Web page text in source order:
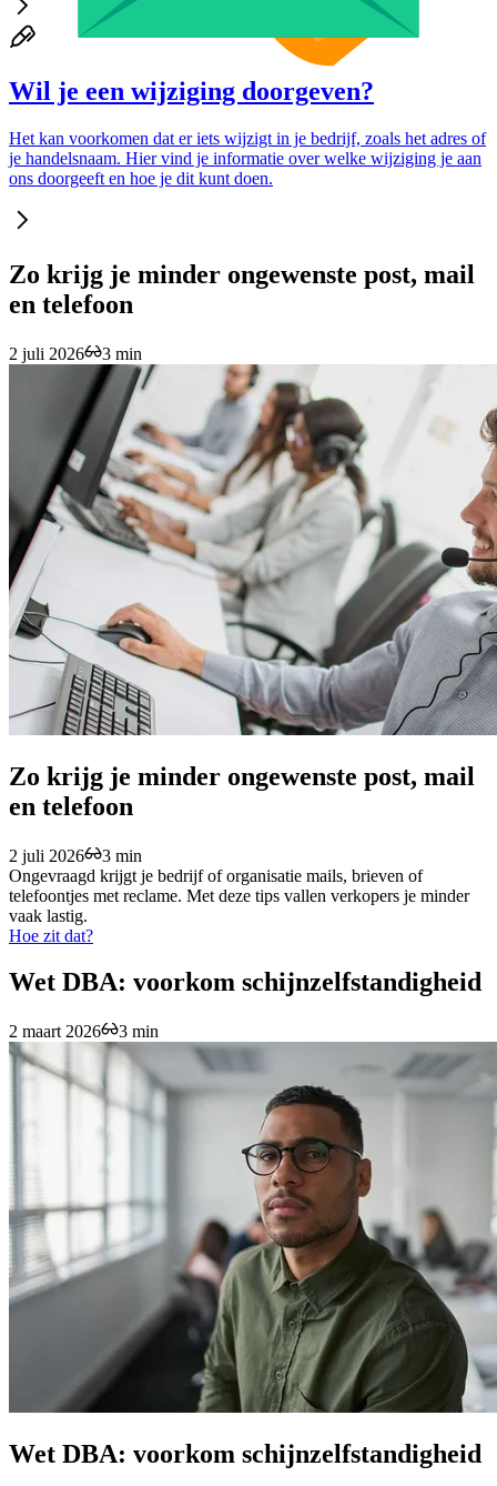
Wil je een wijziging doorgeven?
Het kan voorkomen dat er iets wijzigt in je bedrijf, zoals het adres of
je handelsnaam. Hier vind je informatie over welke wijziging je aan
ons doorgeeft en hoe je dit kunt doen.
Zo krijg je minder ongewenste post, mail
en telefoon
2 juli 2026 3 min
Zo krijg je minder ongewenste post, mail
en telefoon
2 juli 2026
3 min
Ongevraagd krijgt je bedrijf of organisatie mails, brieven of
telefoontjes met reclame. Met deze tips vallen verkopers je minder
vaak lastig.
Hoe zit dat?
Wet DBA: voorkom schijnzelfstandigheid
2 maart 2026 3 min
Wet DBA: voorkom schijnzelfstandigheid